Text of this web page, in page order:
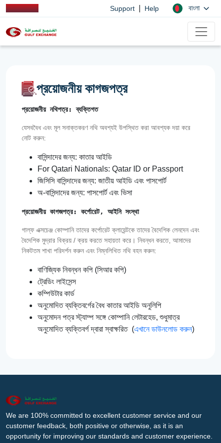
Support Help বাংলা
প্রয়োজনীয় কাগজপত্র
প্রয়োজনীয় নথিপত্র: ব্যক্তিগত
যেসববৈধ এবং মূল সনাক্তকরণ নথি অবশ্যই উপস্থিত করা আবশ্যক দয়া করে
নোট করুন:
বাসিন্দাদের জন্য: কাতার আইডি
For Qatari Nationals: Qatar ID or Passport
জিসিসি বাসিন্দাদের জন্য: জাতীয় আইডি এবং পাসপোর্ট
অ-বাসিন্দাদের জন্য: পাসপোর্ট এবং ভিসা
প্রয়োজনীয় কাগজপত্র: কর্পোরেট, আইনি সংস্থা
গাল্‌ফ এক্সচেঞ্জ কোম্পানি তাদের কর্পোরেট ক্লায়েন্টকে তাদের বৈদেশিক লেনদেন এবং
বৈদেশিক মুদ্রার বিক্রয় / ক্রয় করতে সহায়তা করে। নিবন্ধন করতে, আমাদের
নিকটতম শাখা পরিদর্শন করুন এবং নিম্নলিখিত নথি বহন করুন:
বাণিজ্যিক নিবন্ধন কপি (সিআর কপি)
ট্রেডিং লাইসেন্স
কম্পিউটার কার্ড
অনুমোদিত ব্যক্তিবর্গের বৈধ কাতার আইডি অনুলিপি
অনুমোদন পত্র স্ট্যাম্প সঙ্গে কোম্পানি লেটারহেড, শুধুমাত্র
অনুমোদিত ব্যক্তিবর্গ দ্বারা স্বাক্ষরিত (এখানে ডাউনলোড করুন)
We are 100% committed to excellent customer service and our
customer feedback, both positive or otherwise, as it is an
opportunity for improving our standards and customer experience.